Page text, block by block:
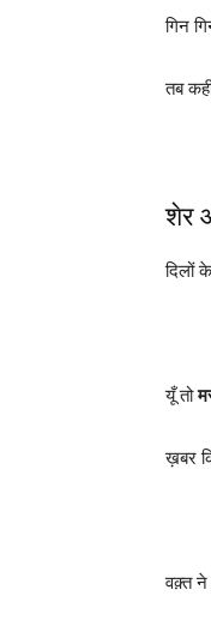
गिन
तब
शेर
दिलों
यूँ तो
ख़बर
वक़्त ने